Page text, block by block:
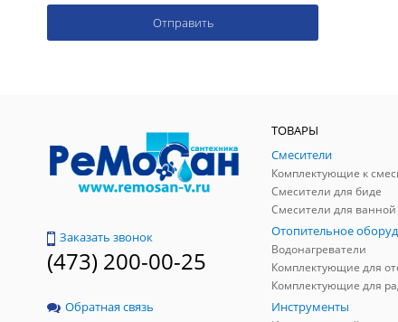
Заказать звонок
(473) 200-00-25
Обратная связь
ТОВАРЫ
Смесители
Комплектующие к
Смесители для биде
Смесители для ванной
Отопительное
Водонагреватели
Инструменты